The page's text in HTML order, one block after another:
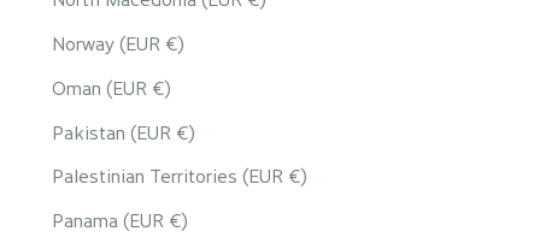
Norway (EUR €)
Oman (EUR €)
Pakistan (EUR €)
Palestinian Territories (EUR €)
Panama (EUR €)